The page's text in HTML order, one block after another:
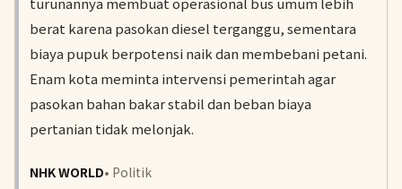
berat karena pasokan diesel terganggu, sementara
biaya pupuk berpotensi naik dan membebani petani.
Enam kota meminta intervensi pemerintah agar
pasokan bahan bakar stabil dan beban biaya
pertanian tidak melonjak.
NHK WORLD• Politik